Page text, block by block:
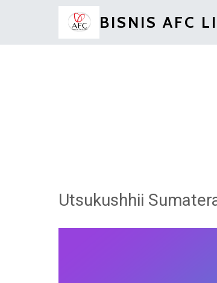
BISNIS AFC
Utsukushhii